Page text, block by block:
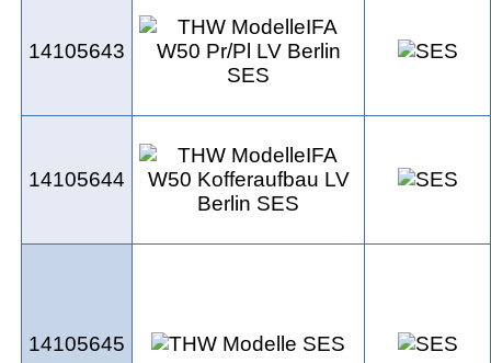
14105643
14105644
14105645